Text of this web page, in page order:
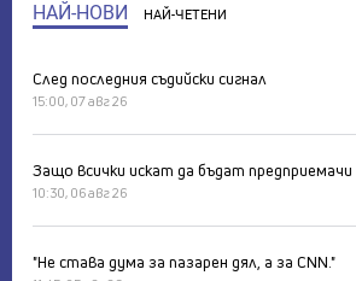
НАЙ-НОВИ НАЙ-ЧЕТЕНИ
След последния съдийски сигнал
15:00, 07 авг 26
Защо всички искат да бъдат предприемачи
10:30, 06 авг 26
"Не става дума за пазарен дял, а за CNN."